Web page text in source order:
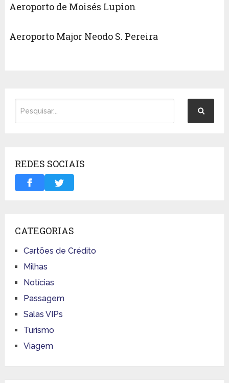
Aeroporto de Moisés Lupion
Aeroporto Major Neodo S. Pereira
REDES SOCIAIS
CATEGORIAS
Cartões de Crédito
Milhas
Notícias
Passagem
Salas VIPs
Turismo
Viagem